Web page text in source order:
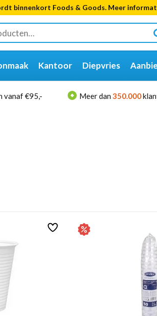
binnenkort Foods & Goods. Meer
Kantoor Diepvries
vanaf €95,- Meer dan 350.000